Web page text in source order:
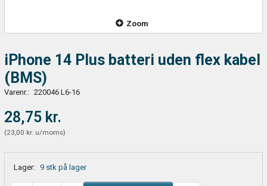
Zoom
iPhone 14 Plus batteri uden flex kabel
(BMS)
Varenr.: 220046 L6-16
28,75 kr.
(23,00 kr. u/moms)
Lager: 9 stk på lager